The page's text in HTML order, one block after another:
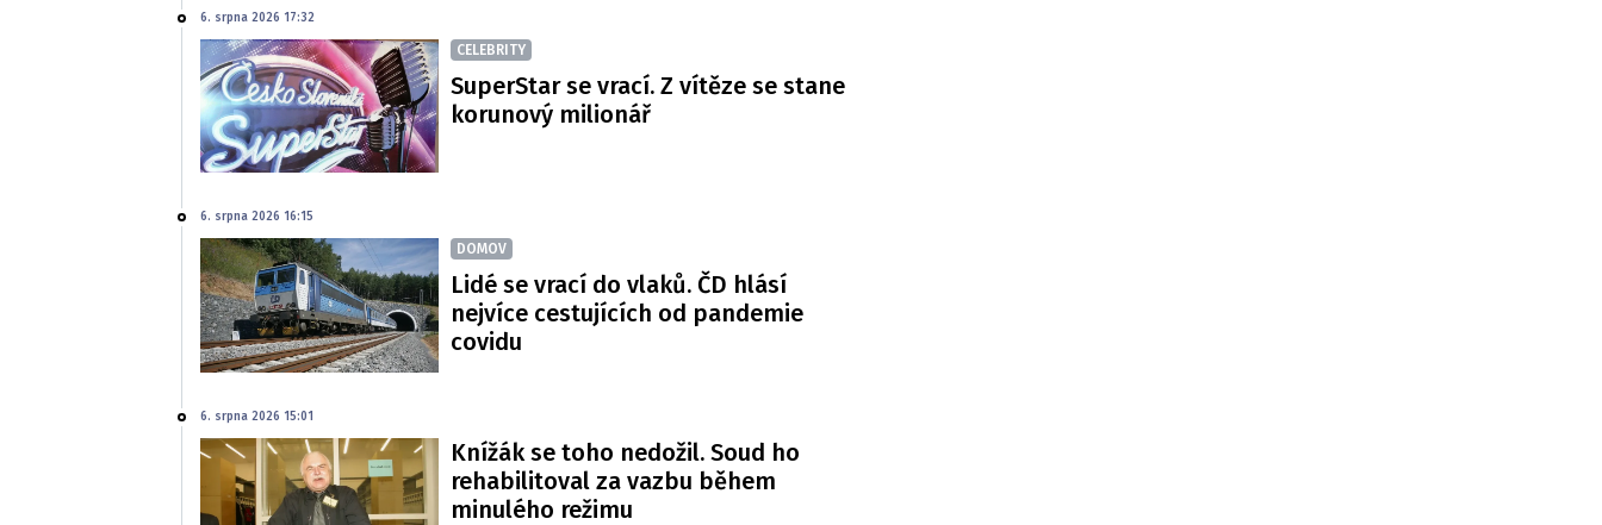
6. srpna 2026 17:32
CELEBRITY
SuperStar se vrací. Z vítěze se stane
korunový milionář
6. srpna 2026 16:15
DOMOV
Lidé se vrací do vlaků. ČD hlásí
nejvíce cestujících od pandemie
covidu
6. srpna 2026 15:01
Knížák se toho nedožil. Soud ho
rehabilitoval za vazbu během
minulého režimu